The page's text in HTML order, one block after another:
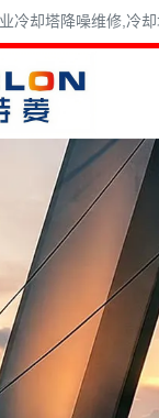
冷却塔降噪维修,冷